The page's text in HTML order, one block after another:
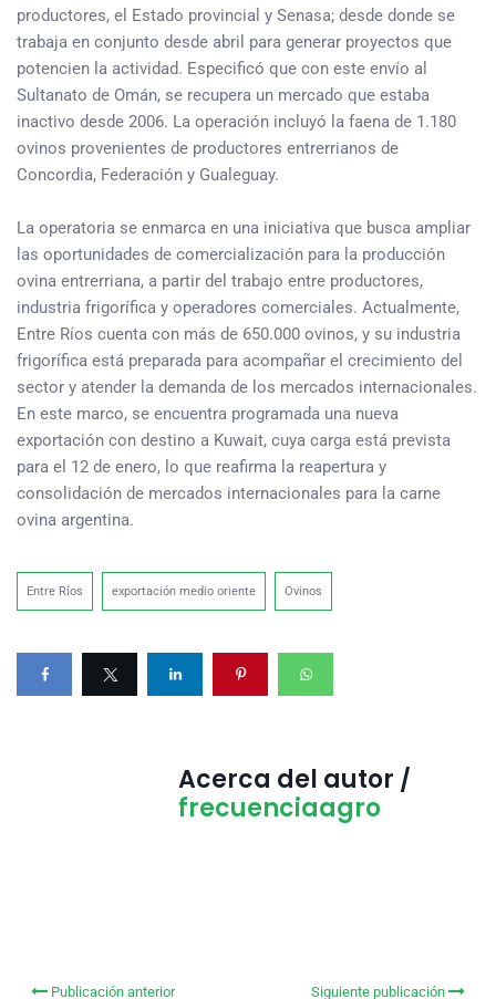
productores, el Estado provincial y Senasa; desde donde se
trabaja en conjunto desde abril para generar proyectos que
potencien la actividad. Especificó que con este envío al
Sultanato de Omán, se recupera un mercado que estaba
inactivo desde 2006. La operación incluyó la faena de 1.180
ovinos provenientes de productores entrerrianos de
Concordia, Federación y Gualeguay.
La operatoria se enmarca en una iniciativa que busca ampliar
las oportunidades de comercialización para la producción
ovina entrerriana, a partir del trabajo entre productores,
industria frigorífica y operadores comerciales. Actualmente,
Entre Ríos cuenta con más de 650.000 ovinos, y su industria
frigorífica está preparada para acompañar el crecimiento del
sector y atender la demanda de los mercados internacionales.
En este marco, se encuentra programada una nueva
exportación con destino a Kuwait, cuya carga está prevista
para el 12 de enero, lo que reafirma la reapertura y
consolidación de mercados internacionales para la carne
ovina argentina.
Entre Ríos exportación medio oriente Ovinos
Acerca del autor /
frecuenciaagro
Publicación anterior Siguiente publicación